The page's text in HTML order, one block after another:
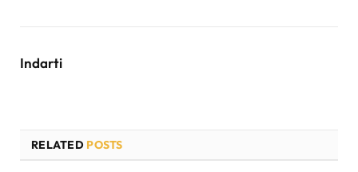
Indarti
RELATED POSTS